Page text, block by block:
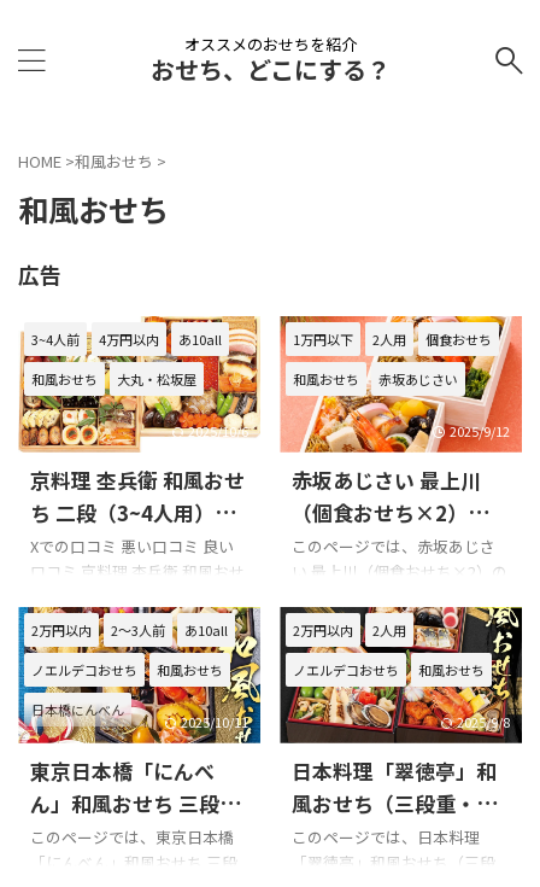
オススメのおせちを紹介
おせち、どこにする？
HOME >和風おせち >
和風おせち
広告
3~4人前 4万円以内 あ10all
和風おせち 大丸・松坂屋
2025/10/6
京料理 杢兵衛 和風おせ
ち 二段（3~4人用）の
口コミをまとめてみま
した!!! こぴ
Xでの口コミ 悪い口コミ 良い
口コミ 京料理 杢兵衛 和風おせ
の参考に是非どうぞ!!! 「京料理
杢兵衛」のXでの口コミ 杢兵衛
のおせち(*´ω｀*)毎年恒例♫
pic.twitter.com/5PeGWJzAi5—
ピロ兄 (@p_low_knee)
January 1, 2022 今年も杢兵衛
のおせち、いただきます(о
´∀`о)
ピロ兄 (@p_low_knee)
1万円以下 2人用 個食おせち
和風おせち 赤坂あじさい
2025/9/12
赤坂あじさい 最上川
（個食おせち×2）の口
コミをまとめてみまし
た!!!
このページでは、赤坂あじさ
い 最上川（個食おせち×2）の
コミ 悪い口コミ 良い口コミ 赤
坂あじさい 最上川（個食おせ
ち×2）を購入の際の参考に是
非どうぞ!!! 赤坂あじさい 最上
川（個食おせち×2）のXでの
口コミ 公式サイト→赤坂あじ
さい | 1995年から東京都赤坂で
愛され続ける山形割烹 食べロ
アジサイ）のご予約 - 赤坂/日
2万円以内 2～3人前 あ10all
ノエルデコおせち 和風おせち
日本橋にんべん
2025/10/11
東京日本橋「にんべ
ん」和風おせち 三段重
の口コミをまとめてみ
ました!!!
このページでは、東京日本橋
「にんべん」和風おせち 三段
2万円以内 2人用
ノエルデコおせち 和風おせち
2025/9/8
日本料理「翠徳亭」和
風おせち（三段重・2人
前）の口コミをまとめ
てみました!!!
このページでは、日本料理
「翠徳亭」和風おせち（三段